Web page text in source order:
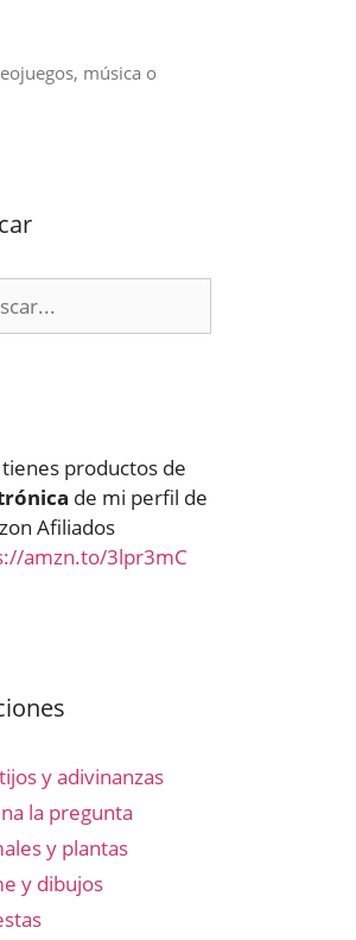
música o
productos de
de mi perfil de
Afiliados
amzn.to/3lpr3mC
y adivinanzas
la pregunta
y plantas
y dibujos